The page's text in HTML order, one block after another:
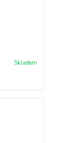
Skladem